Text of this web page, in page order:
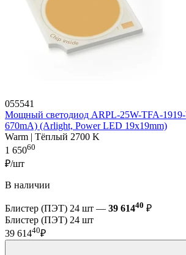
055541
Мощный светодиод ARPL-25W-TFA-1919-
670mA) (Arlight, Power LED 19х19mm)
Warm | Тёплый 2700 K
1 65060
₽/шт
В наличии
Блистер (ПЭТ) 24 шт — 39 61440 ₽
Блистер (ПЭТ) 24 шт
39 61440₽